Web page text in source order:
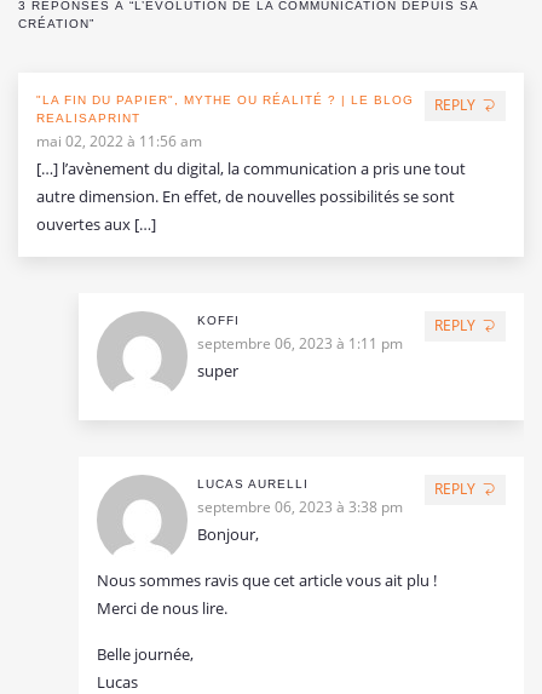
3 RÉPONSES À “L’ÉVOLUTION DE LA COMMUNICATION DEPUIS SA
CRÉATION”
REPLY
"LA FIN DU PAPIER", MYTHE OU RÉALITÉ ? | LE BLOG
REALISAPRINT
mai 02, 2022 à 11:56 am
[…] l’avènement du digital, la communication a pris une tout
autre dimension. En effet, de nouvelles possibilités se sont
ouvertes aux […]
REPLY
KOFFI
septembre 06, 2023 à 1:11 pm
super
REPLY
LUCAS AURELLI
septembre 06, 2023 à 3:38 pm
Bonjour,
Nous sommes ravis que cet article vous ait plu !
Merci de nous lire.
Belle journée,
Lucas